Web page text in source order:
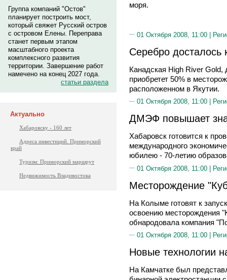
Группа компаний "Остов"
планирует построить мост,
который свяжет Русский остров
с островом Елены. Переправа
станет первым этапом
масштабного проекта
комплексного развития
территории. Завершение работ
намечено на конец 2027 года.
статьи раздела
Актуально
Хабаровску - 160 лет
Адреса инвестиций. Приморский
край
Туризм: Приморский маршрут
Недвижимость Владивостока
моря.
01 Октября 2008, 11:00 |
Серебро досталось
Канадская High River
приобретет 50% в
расположенном в Якутии.
01 Октября 2008, 11:00 |
ДМЭФ повышает
Хабаровск готовится к
международного
юбилею - 70-летию
01 Октября 2008, 11:00 |
Месторождение
На Колыме готовят к
освоению месторождения
обнародовала компания
01 Октября 2008, 11:00 |
Новые технологии
На Камчатке был